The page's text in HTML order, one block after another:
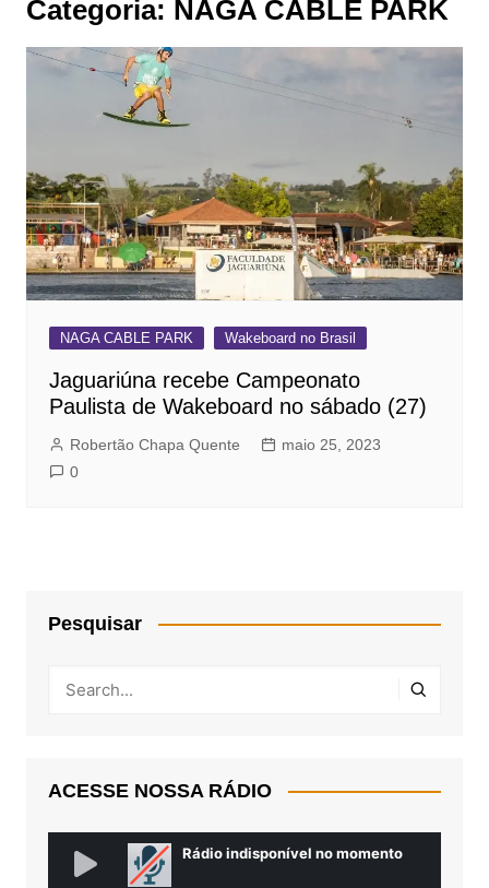
Categoria: NAGA CABLE PARK
NAGA CABLE PARK Wakeboard no Brasil
Jaguariúna recebe Campeonato
Paulista de Wakeboard no sábado (27)
Robertão Chapa Quente
maio 25, 2023
0
Pesquisar
ACESSE NOSSA RÁDIO